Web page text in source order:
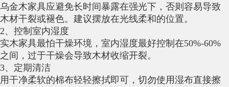
乌金木家具应避免长时间暴露在强光下，否则容易导致
木材干裂或褪色。建议摆放在光线柔和的位置。
2、控制室内湿度
实木家具最怕干燥环境，室内湿度最好控制在50%-60%
之间，过于干燥会导致木材收缩开裂。
3、定期清洁
用干净柔软的棉布轻轻擦拭即可，切勿使用湿布直接擦